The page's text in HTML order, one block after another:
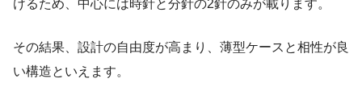
けるため、中心には時針と分針の2針のみが載ります。
その結果、設計の自由度が高まり、薄型ケースと相性が良
い構造といえます。